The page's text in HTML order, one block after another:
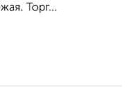
Торг...